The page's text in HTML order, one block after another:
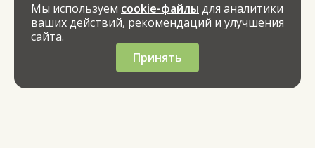
Мы используем cookie-файлы для аналитики
ваших действий, рекомендаций и улучшения
сайта.
Принять